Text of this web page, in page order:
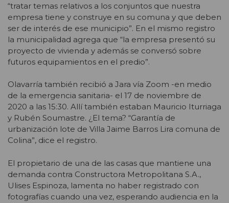
“tratar temas relativos a los conjuntos que nuestra
empresa tiene y construye en su comuna y que deben
ser de interés de ese municipio”. En el mismo registro
la municipalidad agrega que “la empresa presentó su
proyecto de vivienda y además se conversó sobre
futuros equipamientos en el predio”.
Olavarría también recibió a Jara vía Zoom -en medio
de la emergencia sanitaria- el 17 de noviembre de
2020 a las 15:30. Allí también estaban Mauricio Iturriaga
y Rubén Soumastre. ¿El tema? “Garantía de
urbanización lote de Villa Jaime Barros Lira comuna de
Colina”, dice el registro.
El propietario de una de las casas que mantiene una
demanda contra Constructora Metropolitana S.A.,
Ulises Espinoza, lamenta no haber registrado con
fotografías cuando una vez, esperando audiencia en la